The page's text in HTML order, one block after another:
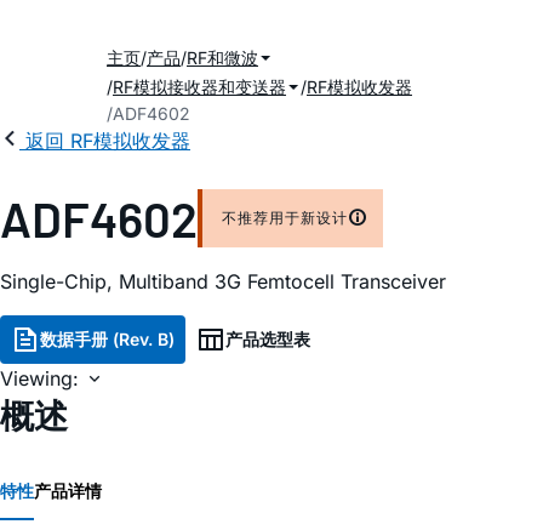
主页 产品 RF和微波
RF模拟接收器和变送器
RF模拟收发器
ADF4602
返回 RF模拟收发器
ADF4602 不推荐用于新设计
Single-Chip, Multiband 3G Femtocell Transceiver
数据手册 (Rev. B) 产品选型表
Viewing:
概述
特性产品详情